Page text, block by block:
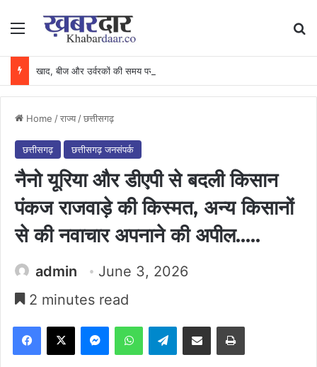
Menu
Home /राज्य /छत्तीसगढ़
छत्तीसगढ़ छत्तीसगढ़ जनसंपर्क
नैनो यूरिया और डीएपी से बदली किसान
पंकज राजवाड़े की किस्मत, अन्य किसानों
से की नवाचार अपनाने की अपील…..
admin
June 3, 2026
2 minutes read
Facebook
X MessengerWhatsAppTelegramShare via Email Print